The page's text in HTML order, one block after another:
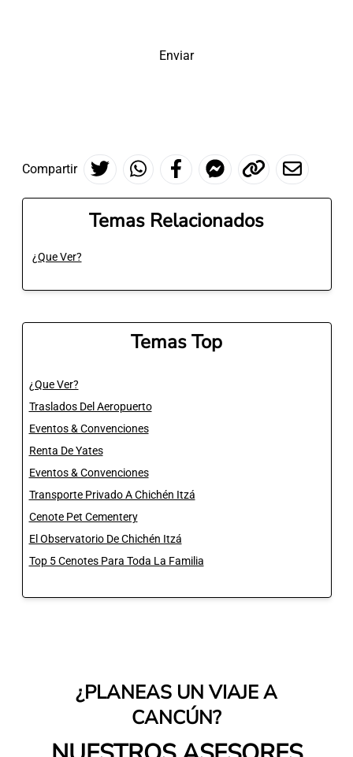
Enviar
Compartir
Temas Relacionados
¿Que Ver?
Temas Top
¿Que Ver?
Traslados Del Aeropuerto
Eventos & Convenciones
Renta De Yates
Eventos & Convenciones
Transporte Privado A Chichén Itzá
Cenote Pet Cementery
El Observatorio De Chichén Itzá
Top 5 Cenotes Para Toda La Familia
¿PLANEAS UN VIAJE A
CANCÚN?